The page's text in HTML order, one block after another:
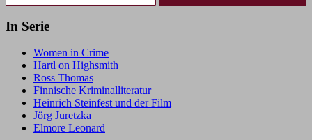
In Serie
Women in Crime
Hartl on Highsmith
Ross Thomas
Finnische Kriminalliteratur
Heinrich Steinfest und der Film
Jörg Juretzka
Elmore Leonard